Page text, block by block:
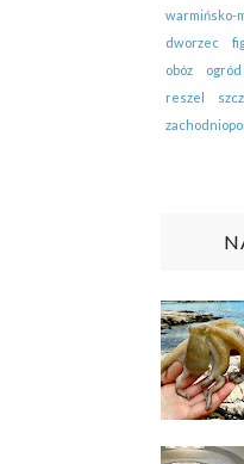
warmińsko-
dworzec
obóz
ogród
reszel